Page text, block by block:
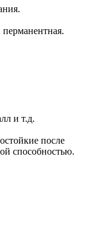
и т.д.
после
способностью.